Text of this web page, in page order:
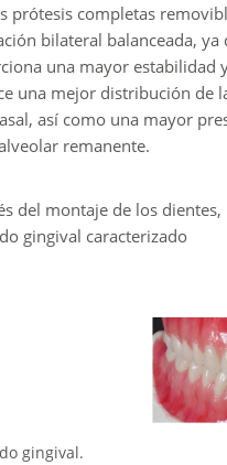
prótesis completas
bilateral balanceada, ya
una mayor estabilidad
una mejor distribución de
así como una mayor
remanente.
del montaje de los dientes,
gingival caracterizado
gingival.